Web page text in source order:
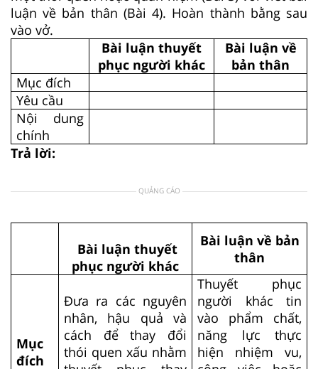
luận về bản thân (Bài 4). Hoàn thành bằng sau
vào vở.
Bài luận thuyết
phục người khác
Bài luận về
bản thân
Mục đích
Yêu cầu
Nội dung
chính
Trả lời:
QUẢNG CÁO
Bài luận thuyết
phục người khác
Bài luận về bản
thân
Mục
đích
Đưa ra các nguyên
nhân, hậu quả và
cách để thay đổi
thói quen xấu nhằm
Thuyết phục
người khác tin
vào phẩm chất,
năng lực thực
hiện nhiệm vu,